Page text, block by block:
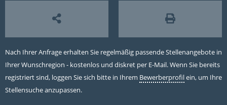
Nach Ihrer Anfrage erhalten Sie regelmäßig passende Stellenangebote in
Ihrer Wunschregion - kostenlos und diskret per E-Mail. Wenn Sie bereits
registriert sind, loggen Sie sich bitte in Ihrem Bewerberprofilein, um Ihre
Stellensuche anzupassen.